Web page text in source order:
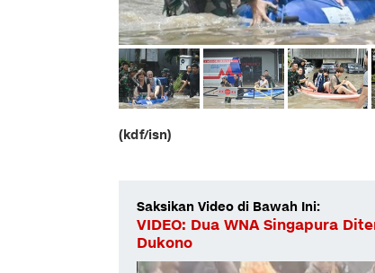
(kdf/isn)
Saksikan Video di Bawah Ini:
VIDEO: Dua WNA Singapura
Dukono